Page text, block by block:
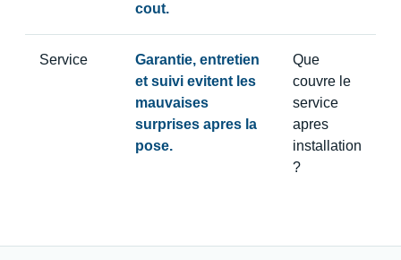
cout.
Service
Garantie, entretien
et suivi evitent les
mauvaises
surprises apres la
pose.
Que
couvre le
service
apres
installation
?